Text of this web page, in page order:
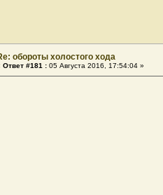
обороты холостого хода
Ответ #181 : 05 Августа 2016, 17:54:04 »